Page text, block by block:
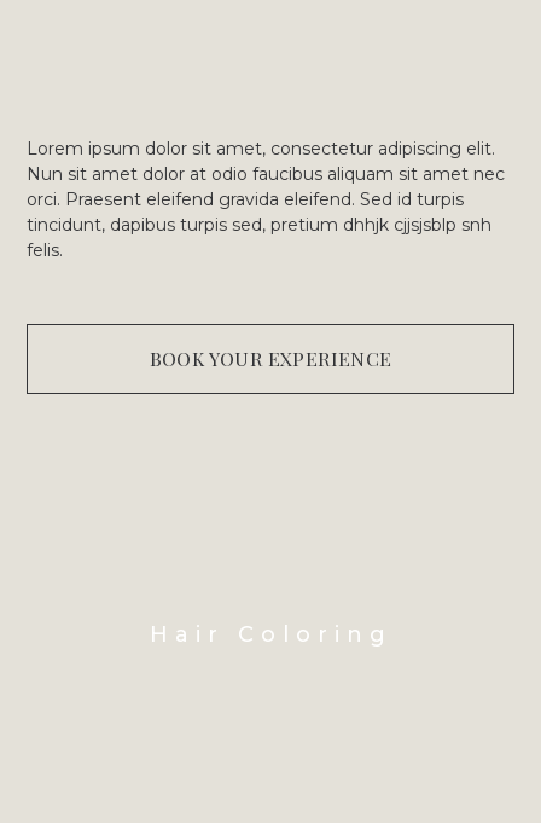
Lorem ipsum dolor sit amet, consectetur adipiscing elit.
Nun sit amet dolor at odio faucibus aliquam sit amet nec
orci. Praesent eleifend gravida eleifend. Sed id turpis
tincidunt, dapibus turpis sed, pretium dhhjk cjjsjsblp snh
felis.
BOOK YOUR EXPERIENCE
Hair Coloring